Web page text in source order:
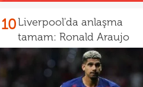
10Liverpool'da anlaşma
tamam: Ronald Araujo